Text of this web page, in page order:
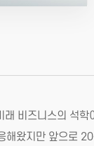
래 비즈니스의 석
해왔지만 앞으로